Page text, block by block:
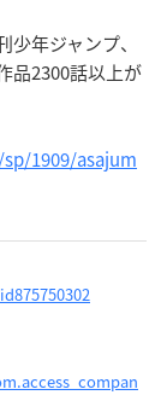
年ジャンプ、
品2300話以上が
1909/asajum